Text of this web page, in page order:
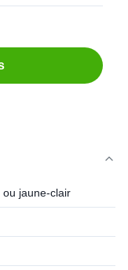
ou jaune-clair